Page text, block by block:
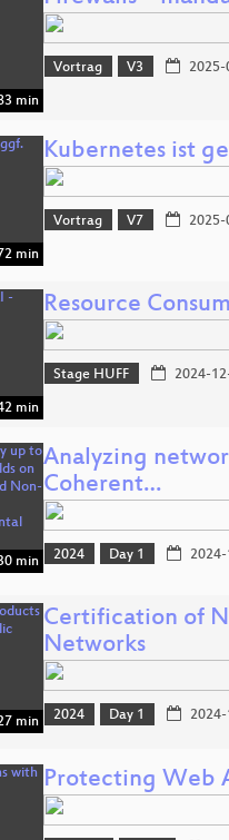
min
Vortrag V3 2025-
min
Kubernetes ist
Vortrag V7 2025-
min
Resource
Stage HUFF 2024-
min
Analyzing
Coherent…
2024 Day 1
min
Certification of
Networks
2024 Day 1
Protecting Web